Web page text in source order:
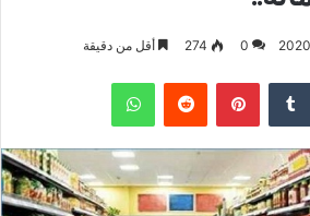
0
274 أقل من دقيقة
بينتيريست واتساب